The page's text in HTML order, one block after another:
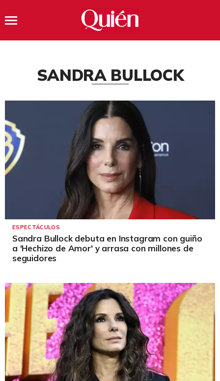
SANDRA BULLOCK
ESPECTÁCULOS
Sandra Bullock debuta en Instagram con guiño
a 'Hechizo de Amor' y arrasa con millones de
seguidores